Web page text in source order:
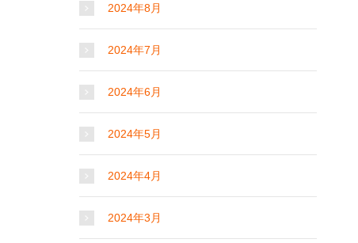
2024年8月
2024年7月
2024年6月
2024年5月
2024年4月
2024年3月